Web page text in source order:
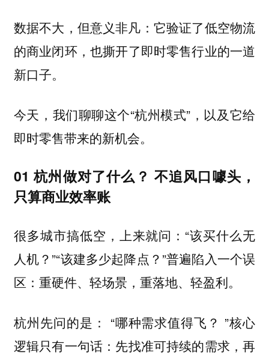
数据不大，但意义非凡：它验证了低空物流
的商业闭环，也撕开了即时零售行业的一道
新口子。
今天，我们聊聊这个“杭州模式”，以及它给
即时零售带来的新机会。
01 杭州做对了什么？ 不追风口噱头，
只算商业效率账
很多城市搞低空，上来就问：“该买什么无
人机？”“该建多少起降点？”普遍陷入一个误
区：重硬件、轻场景，重落地、轻盈利。
杭州先问的是： “哪种需求值得飞？ ”核心
逻辑只有一句话： 先找准可持续的需求，再